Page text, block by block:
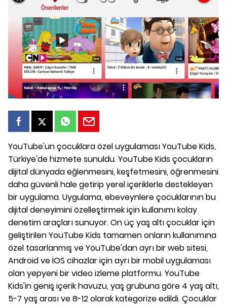
YouTube'un çocuklara özel uygulaması YouTube Kids,
Türkiye'de hizmete sunuldu. YouTube Kids çocukların
dijital dünyada eğlenmesini, keşfetmesini, öğrenmesini
daha güvenli hale getirip yerel içeriklerle destekleyen
bir uygulama. Uygulama, ebeveynlere çocuklarının bu
dijital deneyimini özelleştirmek için kullanımı kolay
denetim araçları sunuyor. On üç yaş altı çocuklar için
geliştirilen YouTube Kids tamamen onların kullanımına
özel tasarlanmış ve YouTube'dan ayrı bir web sitesi,
Android ve İOS cihazlar için ayrı bir mobil uygulaması
olan yepyeni bir video izleme platformu. YouTube
Kids'in geniş içerik havuzu, yaş grubuna göre 4 yaş altı,
5-7 yaş arası ve 8-12 olarak kategorize edildi. Çocuklar